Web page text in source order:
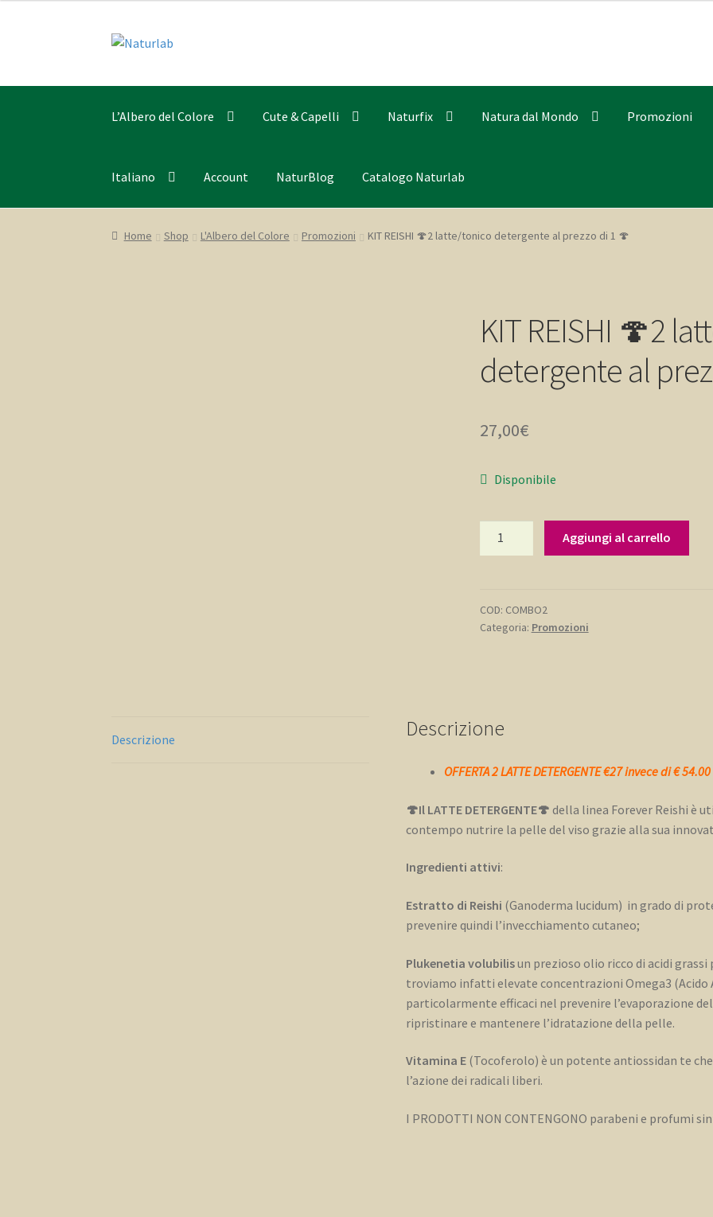
Vai
Vai
L’Albero del Colore Cute & Capelli Naturfix Natura dal Mondo Promozioni
Italiano Account NaturBlog Catalogo Naturlab
Home Shop L'Albero del Colore Promozioni KIT REISHI 🍄2 latte/tonico detergente al prezzo di 1 🍄
KIT REISHI 🍄2
detergente al
27,00€
Disponibile
latte/tonico
detergente
🍄
Aggiungi al carrello
COD: COMBO2
Categoria: Promozioni
Descrizione Descrizione
OFFERTA 2 LATTE DETERGENTE €27 invece di € 54.00
🍄Il LATTE DETERGENTE🍄 della linea Forever Reishi è
contempo nutrire la pelle del viso grazie alla sua
Ingredienti attivi:
Estratto di Reishi (Ganoderma lucidum) in grado di
prevenire quindi l’invecchiamento cutaneo;
Plukenetia volubilisun prezioso olio ricco di acidi
troviamo infatti elevate concentrazioni Omega3 (Acido
particolarmente efficaci nel prevenire l’evaporazione
ripristinare e mantenere l’idratazione della pelle.
Vitamina E (Tocoferolo) è un potente antiossidan te
l’azione dei radicali liberi.
I PRODOTTI NON CONTENGONO parabeni e profumi